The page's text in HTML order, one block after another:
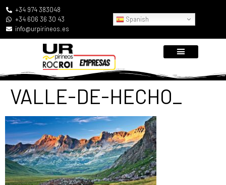
+34 974 383048
+34 606 36 30 43
info@urpirineos.es
Spanish
VALLE-DE-HECHO_